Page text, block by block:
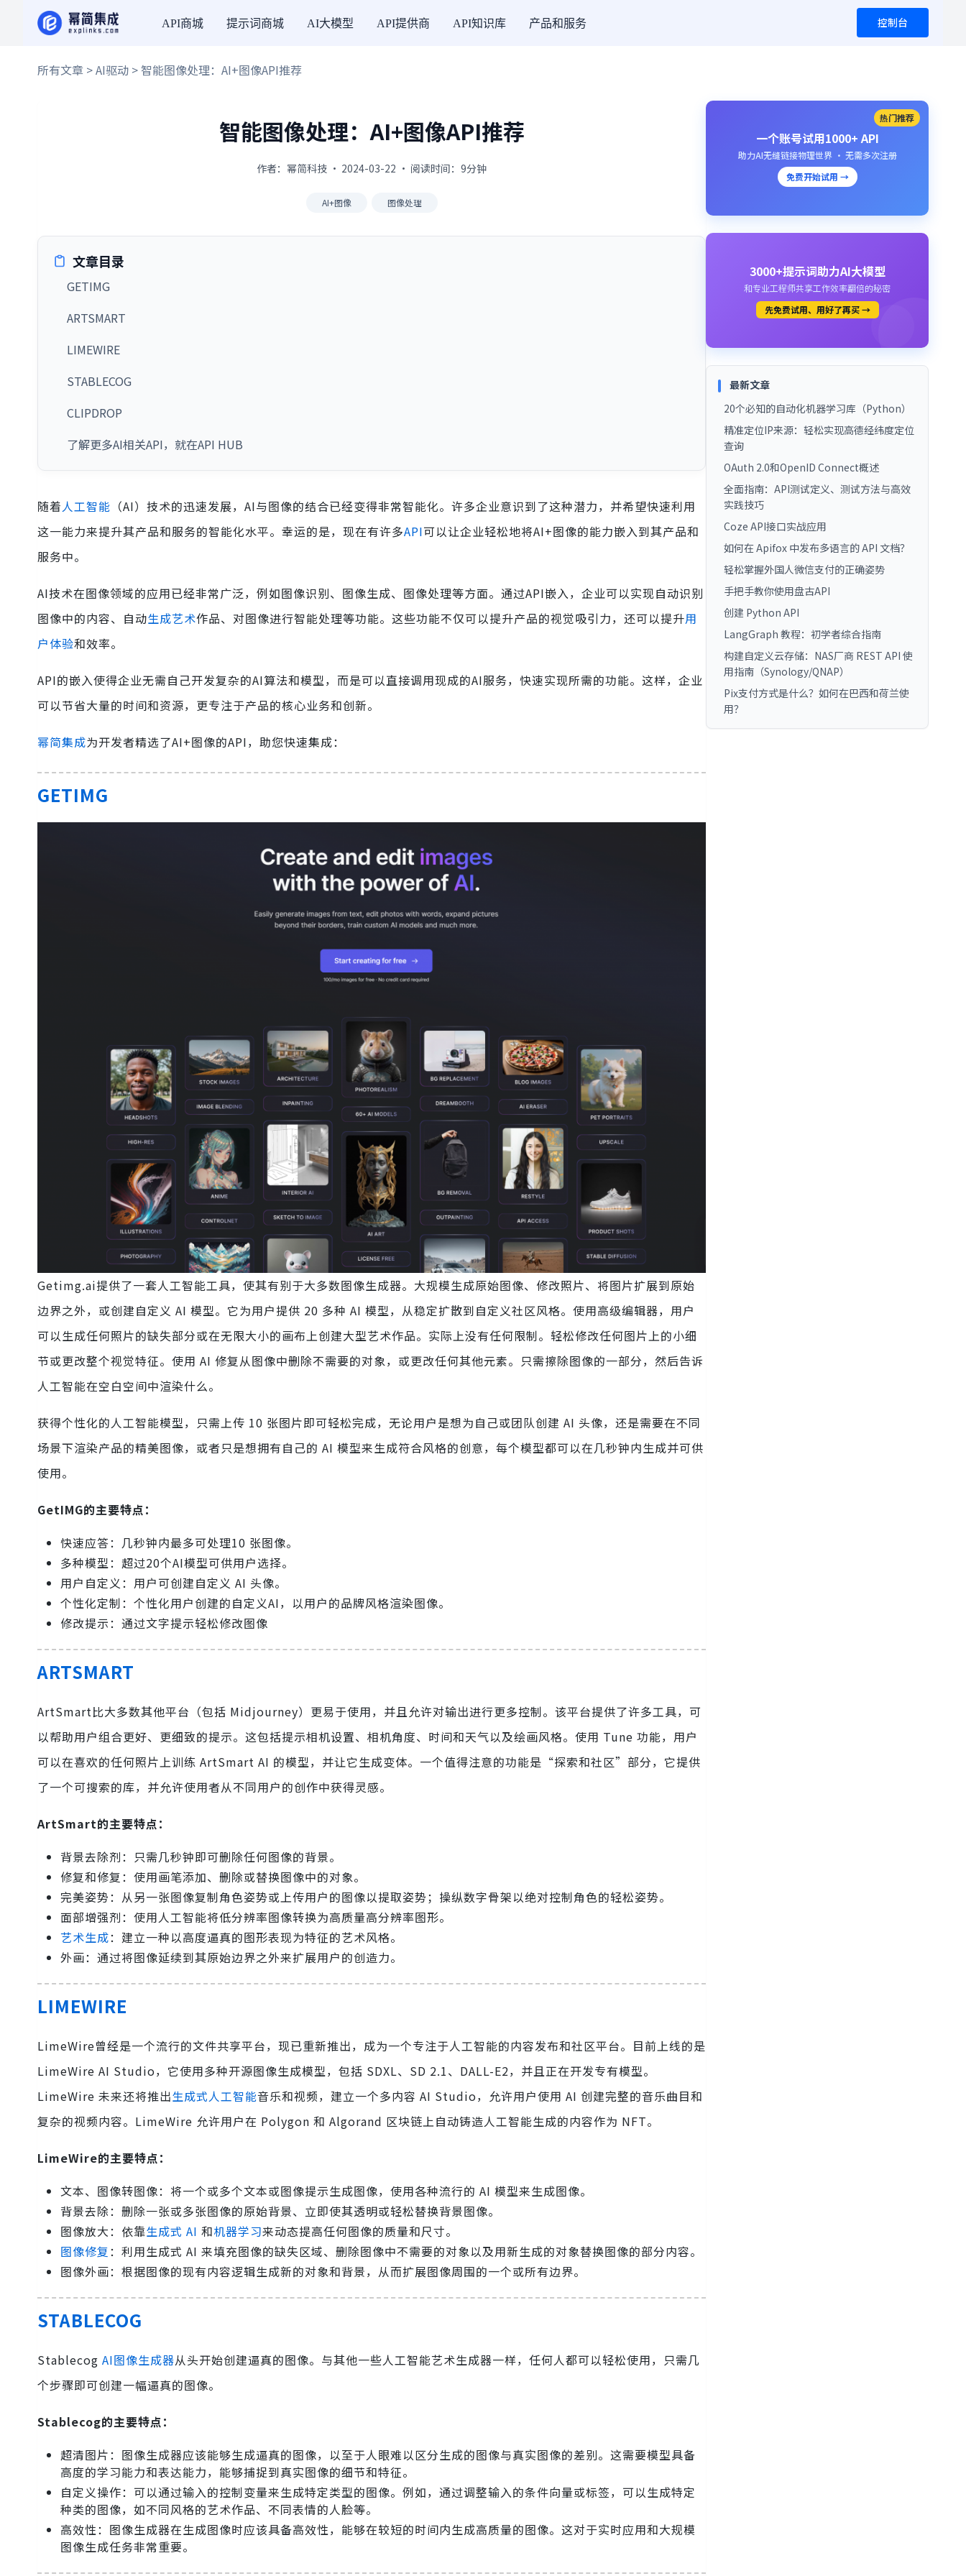
API商城 提示词商城 AI大模型 API提供商 API知识库 产品和服务 控制台
所有文章 >AI驱动 > 智能图像处理：AI+图像API推荐
智能图像处理：AI+图像API推荐
作者：幂简科技 · 2024-03-22 · 阅读时间：9分钟
AI+图像 图像处理
文章目录
GETIMG
ARTSMART
LIMEWIRE
STABLECOG
CLIPDROP
了解更多AI相关API，就在API HUB
随着人工智能 （AI）技术的迅速发展，AI与图像的结合已经变得非常智能化。许多企业意识到了这种潜力，并希望快速利用
这一能力来提升其产品和服务的智能化水平。幸运的是，现在有许多API可以让企业轻松地将AI+图像的能力嵌入到其产品和
服务中。
AI技术在图像领域的应用已经非常广泛，例如图像识别、图像生成、图像处理等方面。通过API嵌入，企业可以实现自动识别
图像中的内容、自动生成艺术作品、对图像进行智能处理等功能。这些功能不仅可以提升产品的视觉吸引力，还可以提升用
户体验和效率。
API的嵌入使得企业无需自己开发复杂的AI算法和模型，而是可以直接调用现成的AI服务，快速实现所需的功能。这样，企业
可以节省大量的时间和资源，更专注于产品的核心业务和创新。
幂简集成为开发者精选了AI+图像的API，助您快速集成：
GETIMG
Getimg.ai提供了一套人工智能工具，使其有别于大多数图像生成器。大规模生成原始图像、修改照片、将图片扩展到原始
边界之外，或创建自定义 AI 模型。它为用户提供 20 多种 AI 模型，从稳定扩散到自定义社区风格。使用高级编辑器，用户
可以生成任何照片的缺失部分或在无限大小的画布上创建大型艺术作品。实际上没有任何限制。轻松修改任何图片上的小细
节或更改整个视觉特征。使用 AI 修复从图像中删除不需要的对象，或更改任何其他元素。只需擦除图像的一部分，然后告诉
人工智能在空白空间中渲染什么。
获得个性化的人工智能模型，只需上传 10 张图片即可轻松完成，无论用户是想为自己或团队创建 AI 头像，还是需要在不同
场景下渲染产品的精美图像，或者只是想拥有自己的 AI 模型来生成符合风格的创意，每个模型都可以在几秒钟内生成并可供
使用。
GetIMG的主要特点：
快速应答：几秒钟内最多可处理10 张图像。
多种模型：超过20个AI模型可供用户选择。
用户自定义：用户可创建自定义 AI 头像。
个性化定制：个性化用户创建的自定义AI，以用户的品牌风格渲染图像。
修改提示：通过文字提示轻松修改图像
ARTSMART
ArtSmart比大多数其他平台（包括 Midjourney）更易于使用，并且允许对输出进行更多控制。该平台提供了许多工具，可
以帮助用户组合更好、更细致的提示。这包括提示相机设置、相机角度、时间和天气以及绘画风格。使用 Tune 功能，用户
可以在喜欢的任何照片上训练 ArtSmart AI 的模型，并让它生成变体。一个值得注意的功能是“探索和社区”部分，它提供
了一个可搜索的库，并允许使用者从不同用户的创作中获得灵感。
ArtSmart的主要特点：
背景去除剂：只需几秒钟即可删除任何图像的背景。
修复和修复：使用画笔添加、删除或替换图像中的对象。
完美姿势：从另一张图像复制角色姿势或上传用户的图像以提取姿势；操纵数字骨架以绝对控制角色的轻松姿势。
面部增强剂：使用人工智能将低分辨率图像转换为高质量高分辨率图形。
艺术生成：建立一种以高度逼真的图形表现为特征的艺术风格。
外画：通过将图像延续到其原始边界之外来扩展用户的创造力。
LIMEWIRE
LimeWire曾经是一个流行的文件共享平台，现已重新推出，成为一个专注于人工智能的内容发布和社区平台。目前上线的是
LimeWire AI Studio，它使用多种开源图像生成模型，包括 SDXL、SD 2.1、DALL-E2，并且正在开发专有模型。
LimeWire 未来还将推出生成式人工智能音乐和视频，建立一个多内容 AI Studio，允许用户使用 AI 创建完整的音乐曲目和
复杂的视频内容。LimeWire 允许用户在 Polygon 和 Algorand 区块链上自动铸造人工智能生成的内容作为 NFT。
LimeWire的主要特点：
文本、图像转图像：将一个或多个文本或图像提示生成图像，使用各种流行的 AI 模型来生成图像。
背景去除：删除一张或多张图像的原始背景、立即使其透明或轻松替换背景图像。
图像放大：依靠生成式 AI 和机器学习来动态提高任何图像的质量和尺寸。
图像修复：利用生成式 AI 来填充图像的缺失区域、删除图像中不需要的对象以及用新生成的对象替换图像的部分内容。
图像外画：根据图像的现有内容逻辑生成新的对象和背景，从而扩展图像周围的一个或所有边界。
STABLECOG
Stablecog AI图像生成器从头开始创建逼真的图像。与其他一些人工智能艺术生成器一样，任何人都可以轻松使用，只需几
个步骤即可创建一幅逼真的图像。
Stablecog的主要特点：
超清图片：图像生成器应该能够生成逼真的图像，以至于人眼难以区分生成的图像与真实图像的差别。这需要模型具备
高度的学习能力和表达能力，能够捕捉到真实图像的细节和特征。
自定义操作：可以通过输入的控制变量来生成特定类型的图像。例如，通过调整输入的条件向量或标签，可以生成特定
种类的图像，如不同风格的艺术作品、不同表情的人脸等。
高效性：图像生成器在生成图像时应该具备高效性，能够在较短的时间内生成高质量的图像。这对于实时应用和大规模
图像生成任务非常重要。
热门推荐
一个账号试用1000+ API
助力AI无缝链接物理世界 · 无需多次注册
免费开始试用 →
3000+提示词助力AI大模型
和专业工程师共享工作效率翻倍的秘密
先免费试用、用好了再买 →
最新文章
20个必知的自动化机器学习库（Python）
精准定位IP来源：轻松实现高德经纬度定位
查询
OAuth 2.0和OpenID Connect概述
全面指南：API测试定义、测试方法与高效
实践技巧
Coze API接口实战应用
如何在 Apifox 中发布多语言的 API 文档？
轻松掌握外国人微信支付的正确姿势
手把手教你使用盘古API
创建 Python API
LangGraph 教程：初学者综合指南
构建自定义云存储：NAS厂商 REST API 使
用指南（Synology/QNAP）
Pix支付方式是什么？如何在巴西和荷兰使
用？